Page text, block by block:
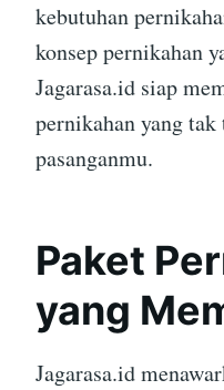
kebutuhan
konsep pernikahan
Jagarasa.id siap
pernikahan yang
pasanganmu.
Paket
yang
Jagarasa.id